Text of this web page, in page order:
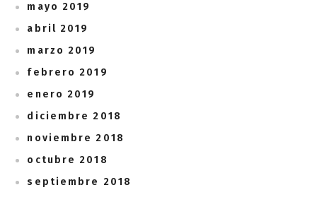
mayo 2019
abril 2019
marzo 2019
febrero 2019
enero 2019
diciembre 2018
noviembre 2018
octubre 2018
septiembre 2018